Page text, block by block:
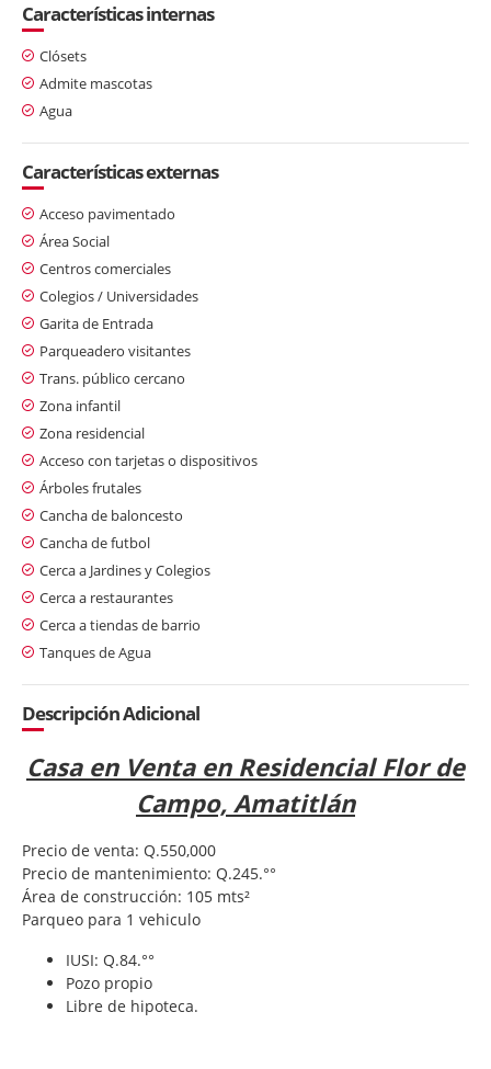
Características internas
Clósets
Admite mascotas
Agua
Características externas
Acceso pavimentado
Área Social
Centros comerciales
Colegios / Universidades
Garita de Entrada
Parqueadero visitantes
Trans. público cercano
Zona infantil
Zona residencial
Acceso con tarjetas o dispositivos
Árboles frutales
Cancha de baloncesto
Cancha de futbol
Cerca a Jardines y Colegios
Cerca a restaurantes
Cerca a tiendas de barrio
Tanques de Agua
Descripción Adicional
Casa en Venta en Residencial Flor de
Campo, Amatitlán
Precio de venta: Q.550,000
Precio de mantenimiento: Q.245.°°
Área de construcción: 105 mts²
Parqueo para 1 vehiculo
IUSI: Q.84.°°
Pozo propio
Libre de hipoteca.